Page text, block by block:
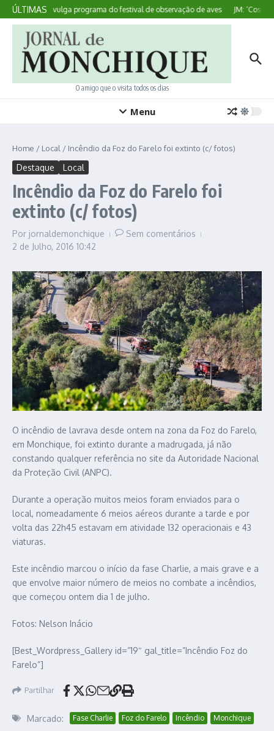
Ir para o conteúdo
ÚLTIMAS
Sagres divulga programa do festival de observação de aves JM:
O amigo que o visita todos os dias
Menu
Home / Local / Incêndio da Foz do Farelo foi extinto (c/ fotos)
Destaque Local
Incêndio da Foz do Farelo foi
extinto (c/ fotos)
Por jornaldemonchique
Sem comentários
2 de Julho, 2016 10:42
O incêndio de lavrava desde ontem na zona da Foz do Farelo,
em Monchique, foi extinto durante a madrugada, já não
constando qualquer referência no site da Autoridade Nacional
da Proteção Civil (ANPC).
Durante a operação muitos meios foram enviados para o
local, nomeadamente 6 meios aéreos durante a tarde e por
volta das 22h45 estavam em atividade 132 operacionais e 43
viaturas.
Este incêndio marcou o início da fase Charlie, a mais grave e a
que envolve maior número de meios no combate a incêndios,
que começou ontem dia 1 de julho.
Fotos: Nelson Inácio
[Best_Wordpress_Gallery id=”19″ gal_title=”Incêndio Foz do
Farelo”]
Partilhar
Marcado: Fase Charlie Foz do Farelo Incêndio Monchique